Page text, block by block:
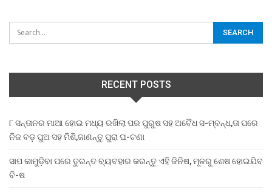
RECENT POSTS
୮ ସନ୍ତାନର ମାଆ ହୋଇ ମଧ୍ୟ ରଖିଲା ପର ପୁରୁଷ ସହ ଅବୈଧ ସ-ମ୍ବନ୍ଧ,ତା ପରେ
ନିଜ ବଡ଼ ପୁଅ ସହ ମିଶି,ଜାଣନ୍ତୁ ପୁରା ଘ-ଟଣା
ସାପ କାମୁଡ଼ିବା ପରେ ତୁରନ୍ତ ବ୍ୟବହାର କରନ୍ତୁ ଏହି ଜିନିଷ, ମୂଳରୁ ଶେଷ ହୋଇଯିବ
ବି-ଷ